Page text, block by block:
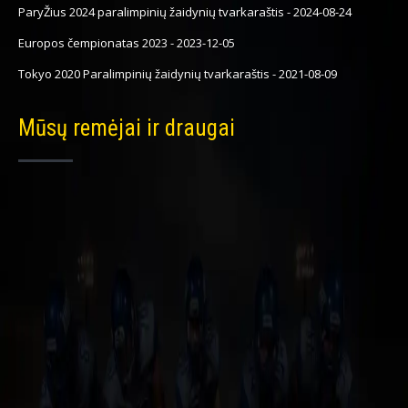
ParyŽius 2024 paralimpinių žaidynių tvarkaraštis -2024-08-24
Europos čempionatas 2023 -2023-12-05
Tokyo 2020 Paralimpinių žaidynių tvarkaraštis -2021-08-09
Mūsų remėjai ir draugai